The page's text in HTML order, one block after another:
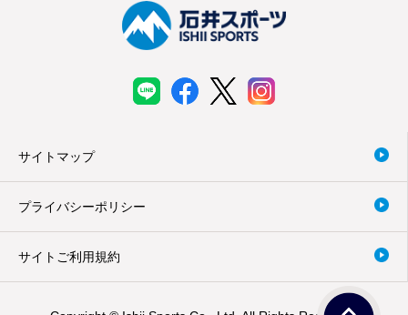
サイトマップ
プライバシーポリシー
サイトご利用規約